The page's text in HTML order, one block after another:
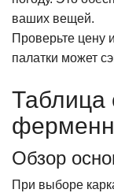
ваших вещей.
Проверьте цену
палатки может
Таблица
Обзор
При выборе